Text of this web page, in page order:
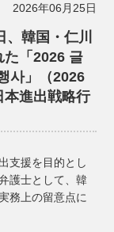
2026年06月25日
韓国・仁川
た「2026 글
사」（2026
本進出戦略行
支援を目的とし
護士として、韓
務上の留意点に